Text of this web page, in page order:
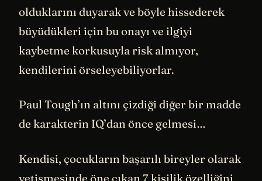
olduklarını duyarak ve böyle hissederek
büyüdükleri için bu onayı ve ilgiyi
kaybetme korkusuyla risk almıyor,
kendilerini örseleyebiliyorlar.
Paul Tough’ın altını çizdiği diğer bir madde
de karakterin IQ’dan önce gelmesi…
Kendisi, çocukların başarılı bireyler olarak
yetişmesinde öne çıkan 7 kişilik özelliğini